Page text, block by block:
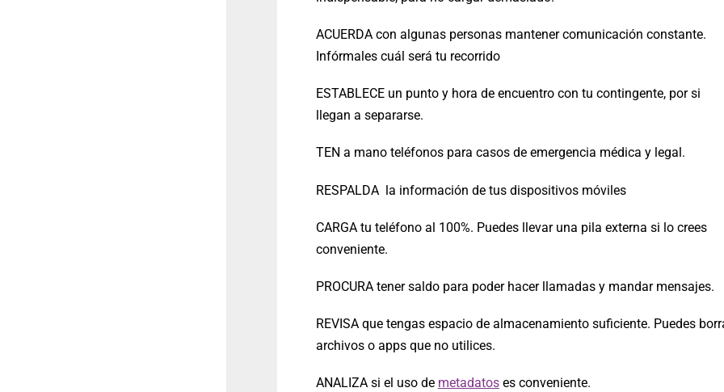
ACUERDA con algunas personas mantener comunicación constante.
Infórmales cuál será tu recorrido
ESTABLECE un punto y hora de encuentro con tu contingente, por si
llegan a separarse.
TEN a mano teléfonos para casos de emergencia médica y legal.
RESPALDA la información de tus dispositivos móviles
CARGA tu teléfono al 100%. Puedes llevar una pila externa si lo crees
conveniente.
PROCURA tener saldo para poder hacer llamadas y mandar mensajes.
REVISA que tengas espacio de almacenamiento suficiente. Puedes
archivos o apps que no utilices.
ANALIZA si el uso de metadatoses conveniente.